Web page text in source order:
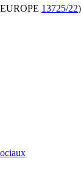
13725/22